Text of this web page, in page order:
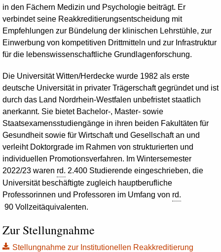
in den Fächern Medizin und Psychologie beiträgt. Er
verbindet seine Reakkreditierungsentscheidung mit
Empfehlungen zur Bündelung der klinischen Lehrstühle, zur
Einwerbung von kompetitiven Drittmitteln und zur Infrastruktur
für die lebenswissenschaftliche Grundlagenforschung.
Die Universität Witten/Herdecke wurde 1982 als erste
deutsche Universität in privater Trägerschaft gegründet und ist
durch das Land Nordrhein-Westfalen unbefristet staatlich
anerkannt. Sie bietet Bachelor-, Master- sowie
Staatsexamensstudiengänge in ihren beiden Fakultäten für
Gesundheit sowie für Wirtschaft und Gesellschaft an und
verleiht Doktorgrade im Rahmen von strukturierten und
individuellen Promotionsverfahren. Im Wintersemester
2022/23 waren rd. 2.400 Studierende eingeschrieben, die
Universität beschäftigte zugleich hauptberufliche
Professorinnen und Professoren im Umfang von rd.
90 Vollzeitäquivalenten.
Zur Stellungnahme
Stellungnahme zur Institutionellen Reakkreditierung